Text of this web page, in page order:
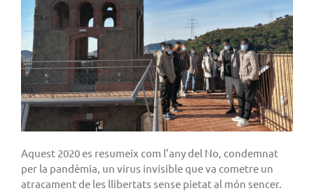
Aquest 2020 es resumeix com l’any del No, condemnat
per la pandèmia, un virus invisible que va cometre un
atracament de les llibertats sense pietat al món sencer.